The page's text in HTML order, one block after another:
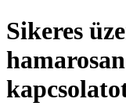
Sikeres